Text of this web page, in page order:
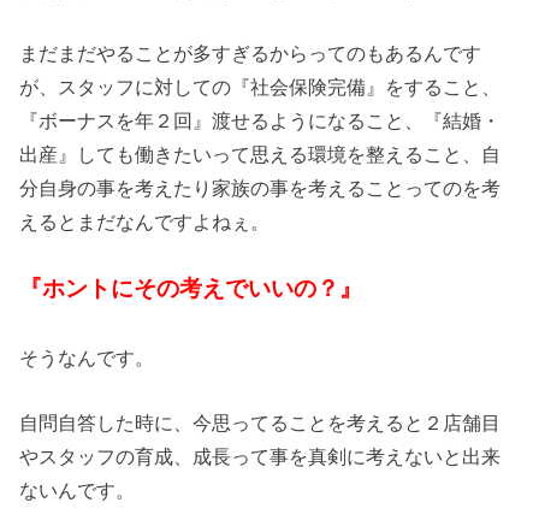
まだまだやることが多すぎるからってのもあるんです
が、スタッフに対しての『社会保険完備』をすること、
『ボーナスを年２回』渡せるようになること、『結婚・
出産』しても働きたいって思える環境を整えること、自
分自身の事を考えたり家族の事を考えることってのを考
えるとまだなんですよねぇ。
『ホントにその考えでいいの？』
そうなんです。
自問自答した時に、今思ってることを考えると２店舗目
やスタッフの育成、成長って事を真剣に考えないと出来
ないんです。